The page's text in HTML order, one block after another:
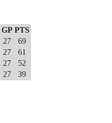
GP PTS
27
69
27
61
27
52
27
39